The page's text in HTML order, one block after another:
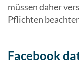
müssen daher
Pflichten
Facebook